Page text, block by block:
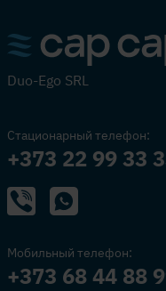
Duo-Ego SRL
Стационарный телефон:
+373 22 99 33
Мобильный телефон:
+373 68 44 88